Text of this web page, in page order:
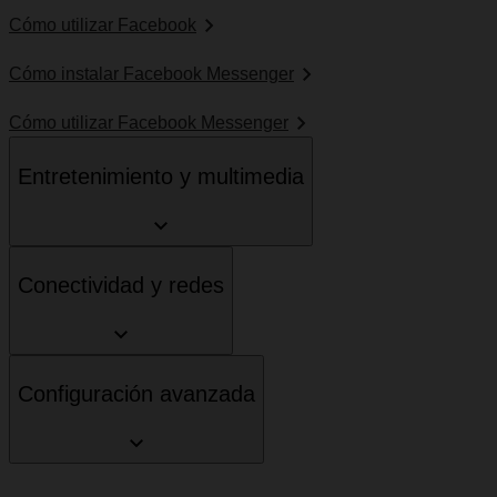
Cómo utilizar Facebook
Cómo instalar Facebook Messenger
Cómo utilizar Facebook Messenger
Entretenimiento y multimedia
Conectividad y redes
Configuración avanzada